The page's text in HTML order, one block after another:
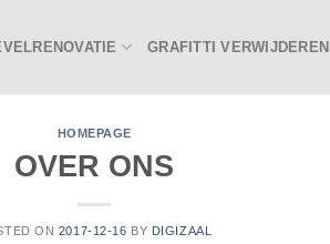
GRAFITTI VERWIJDEREN
HOMEPAGE
OVER ONS
ON 2017-12-16 BY DIGIZAAL